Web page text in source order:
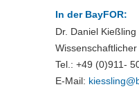
In der BayFOR:
Dr. Daniel Kießling
Tel.: +49 (0)911-
E-Mail: kiessling@